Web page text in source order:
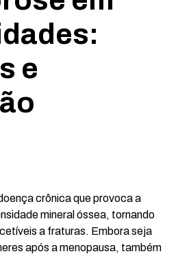
e
crônica que provoca a
mineral óssea, tornando
a fraturas. Embora seja
após a menopausa, também